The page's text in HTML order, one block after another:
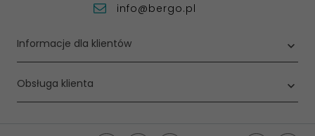
info@bergo.pl
Informacje dla klientów
Obsługa klienta